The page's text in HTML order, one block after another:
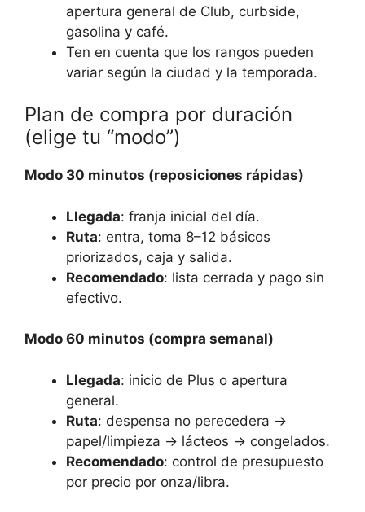
apertura general de Club, curbside,
gasolina y café.
Ten en cuenta que los rangos pueden
variar según la ciudad y la temporada.
Plan de compra por duración
(elige tu “modo”)
Modo 30 minutos (reposiciones rápidas)
Llegada: franja inicial del día.
Ruta: entra, toma 8–12 básicos
priorizados, caja y salida.
Recomendado: lista cerrada y pago sin
efectivo.
Modo 60 minutos (compra semanal)
Llegada: inicio de Plus o apertura
general.
Ruta: despensa no perecedera →
papel/limpieza → lácteos → congelados.
Recomendado: control de presupuesto
por precio por onza/libra.